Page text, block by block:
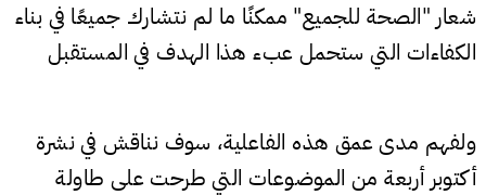
شعار "الصحة للجميع" ممكنًا ما لم نتشارك جميعًا في بناء
الكفاءات التي ستحمل عبء هذا الهدف في المستقبل
ولفهم مدى عمق هذه الفاعلية، سوف نناقش في نشرة
أكتوبر أربعة من الموضوعات التي طرحت على طاولة